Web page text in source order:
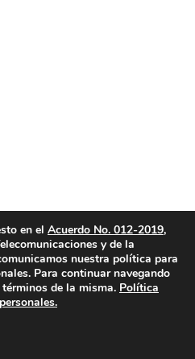
en el Acuerdo No. 012-2019,
y de la
nuestra política para
Para continuar navegando
de la misma. Política